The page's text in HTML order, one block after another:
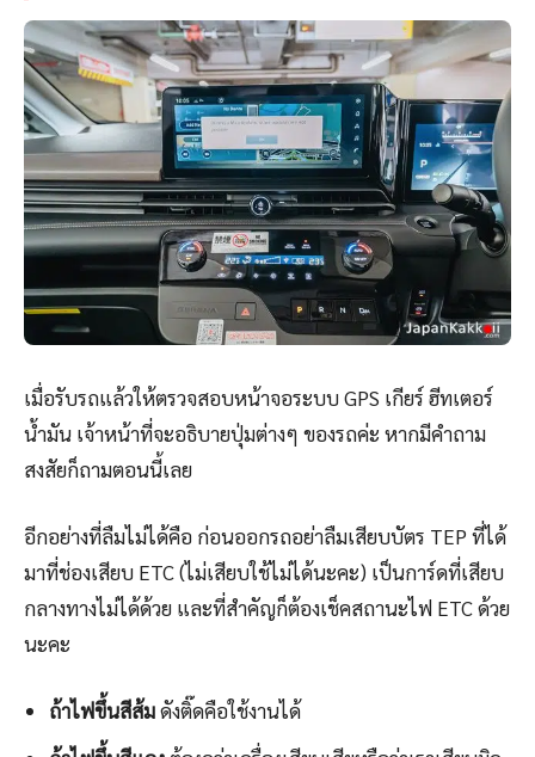
เมื่อรับรถแล้วให้ตรวจสอบหน้าจอระบบ GPS เกียร์ ฮีทเตอร์
น้ำมัน เจ้าหน้าที่จะอธิบายปุ่มต่างๆ ของรถค่ะ หากมีคำถาม
สงสัยก็ถามตอนนี้เลย
อีกอย่างที่ลืมไม่ได้คือ ก่อนออกรถอย่าลืมเสียบบัตร TEP ที่ได้
มาที่ช่องเสียบ ETC (ไม่เสียบใช้ไม่ได้นะคะ) เป็นการ์ดที่เสียบ
กลางทางไม่ได้ด้วย และที่สำคัญก็ต้องเช็คสถานะไฟ ETC ด้วย
นะคะ
ถ้าไฟขึ้นสีส้มดังติ๊ดคือใช้งานได้